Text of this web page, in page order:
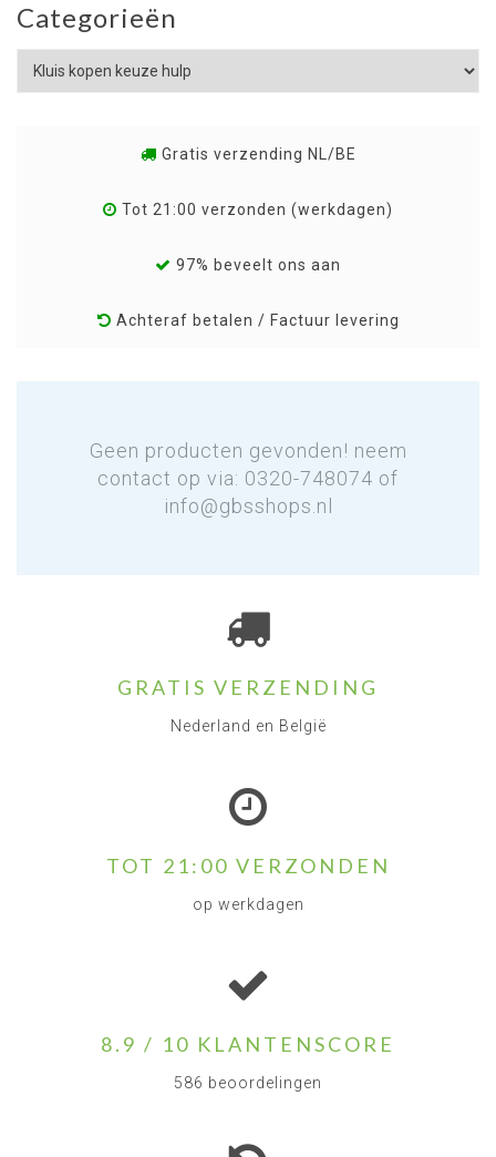
Categorieën
Gratis verzending NL/BE
Tot 21:00 verzonden (werkdagen)
97% beveelt ons aan
Achteraf betalen / Factuur levering
Geen producten gevonden! neem
contact op via: 0320-748074 of
info@gbsshops.nl
GRATIS VERZENDING
Nederland en België
TOT 21:00 VERZONDEN
op werkdagen
8.9 / 10 KLANTENSCORE
586 beoordelingen